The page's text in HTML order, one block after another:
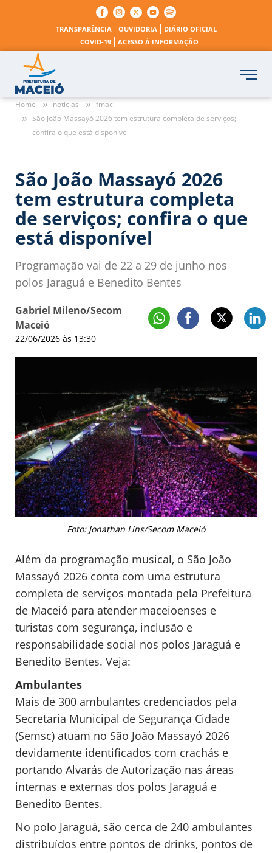
TRANSPARÊNCIA OUVIDORIA
DIÁRIO OFICIAL
COVID-19
ACESSO À INFORMAÇÃO
Home noticias
fmac
São João Massayó 2026 tem estrutura completa de serviços;
confira o que está disponível
São João Massayó 2026
tem estrutura completa
de serviços; confira o que
está disponível
Programação vai de 22 a 29 de junho nos
polos Jaraguá e Benedito Bentes
Gabriel Mileno/Secom
Maceió
22/06/2026 às 13:30
Foto: Jonathan Lins/Secom Maceió
Além da programação musical, o São João
Massayó 2026 conta com uma estrutura
completa de serviços montada pela Prefeitura
de Maceió para atender maceioenses e
turistas com segurança, inclusão e
responsabilidade social nos polos Jaraguá e
Benedito Bentes. Veja:
Ambulantes
Mais de 300 ambulantes credenciados pela
Secretaria Municipal de Segurança Cidade
(Semsc) atuam no São João Massayó 2026
devidamente identificados com crachás e
portando Alvarás de Autorização nas áreas
internas e externas dos polos Jaraguá e
Benedito Bentes.
No polo Jaraguá, são cerca de 240 ambulantes
distribuídos entre pontos de drinks, pontos de